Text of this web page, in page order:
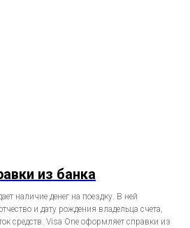
из банка
наличие денег на поездку. В ней
и дату рождения владельца счета,
средств. Visa One оформляет справки из